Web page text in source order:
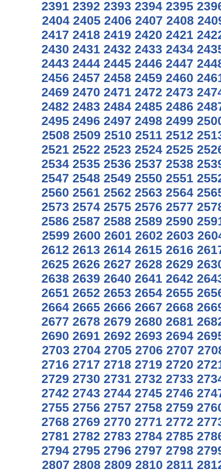
2391 2392 2393 2394 2395
2404 2405 2406 2407 2408
2417 2418 2419 2420 2421
2430 2431 2432 2433 2434
2443 2444 2445 2446 2447
2456 2457 2458 2459 2460
2469 2470 2471 2472 2473
2482 2483 2484 2485 2486
2495 2496 2497 2498 2499
2508 2509 2510 2511 2512
2521 2522 2523 2524 2525
2534 2535 2536 2537 2538
2547 2548 2549 2550 2551
2560 2561 2562 2563 2564
2573 2574 2575 2576 2577
2586 2587 2588 2589 2590
2599 2600 2601 2602 2603
2612 2613 2614 2615 2616
2625 2626 2627 2628 2629
2638 2639 2640 2641 2642
2651 2652 2653 2654 2655
2664 2665 2666 2667 2668
2677 2678 2679 2680 2681
2690 2691 2692 2693 2694
2703 2704 2705 2706 2707
2716 2717 2718 2719 2720
2729 2730 2731 2732 2733
2742 2743 2744 2745 2746
2755 2756 2757 2758 2759
2768 2769 2770 2771 2772
2781 2782 2783 2784 2785
2794 2795 2796 2797 2798
2807 2808 2809 2810 2811